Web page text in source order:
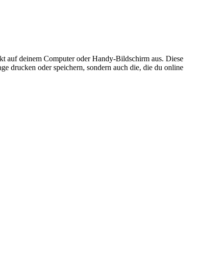
auf deinem Computer oder Handy-Bildschirm aus. Diese
drucken oder speichern, sondern auch die, die du online